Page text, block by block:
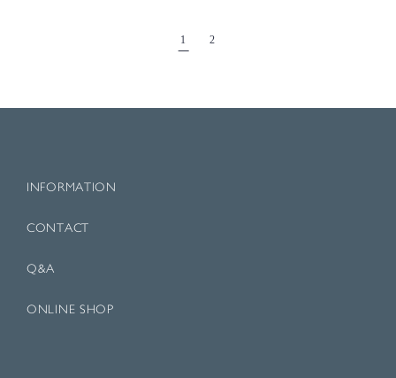
1 2
INFORMATION
CONTACT
Q&A
ONLINE SHOP